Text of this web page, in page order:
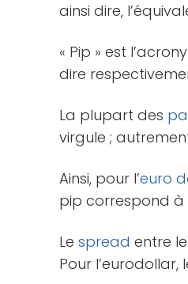
ainsi dire,
« Pip » est
dire
La plupart des
virgule ;
Ainsi, pour l’euro
pip correspond à
Lespread entre le
Pour l’eurodollar,